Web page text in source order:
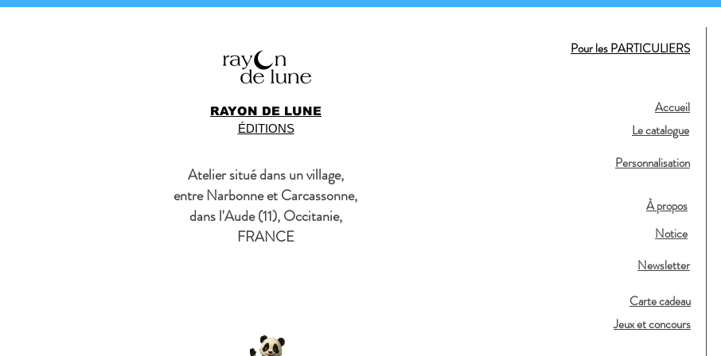
RAYON DE LUNE
ÉDITIONS
Pour les PARTICULIERS
Accueil
Le catalogue
Atelier situé dans un village,
entre Narbonne et Carcassonne,
dans l'Aude (11), Occitanie,
FRANCE
Personnalisation
À propos
Notice
Newsletter
Carte cadeau
Jeux et concours